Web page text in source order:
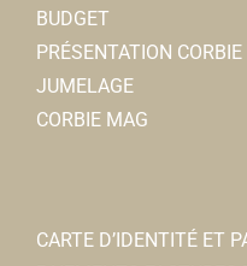
BUDGET
PRÉSENTATION CORBIE
JUMELAGE
CORBIE MAG
CARTE D’IDENTITÉ ET